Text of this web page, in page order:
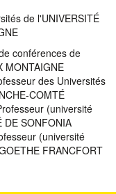
de l'UNIVERSITÉ
conférences de
MONTAIGNE
des Universités
COMTÉ
(université
DE SONFONIA
(université
FRANCFORT